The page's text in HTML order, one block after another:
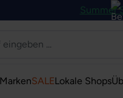
Summer
MarkenSALELokale Shops